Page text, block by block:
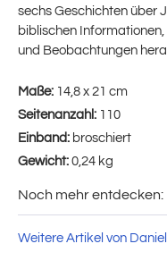
sechs Geschichten über
biblischen
und Beobachtungen
Maße: 14,8 x 21 cm
Seitenanzahl: 110
Einband: broschiert
Gewicht: 0,24 kg
Noch mehr entdecken:
Weitere Artikel von